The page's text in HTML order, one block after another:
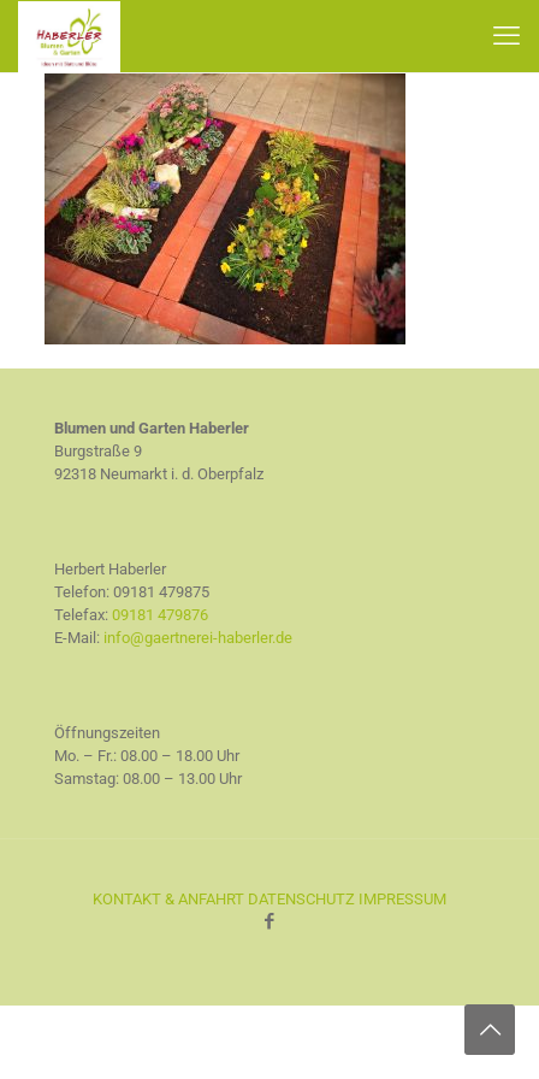
Blumen und Garten Haberler
Burgstraße 9
92318 Neumarkt i. d. Oberpfalz
Herbert Haberler
Telefon: 09181 479875
Telefax: 09181 479876
E-Mail: info@gaertnerei-haberler.de
Öffnungszeiten
Mo. – Fr.: 08.00 – 18.00 Uhr
Samstag: 08.00 – 13.00 Uhr
KONTAKT & ANFAHRT DATENSCHUTZ IMPRESSUM